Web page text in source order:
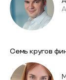
Семь кругов